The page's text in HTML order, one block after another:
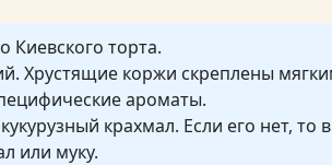
Киевского торта.
Хрустящие коржи скреплены
ароматы.
крахмал. Если его нет, то
или муку.